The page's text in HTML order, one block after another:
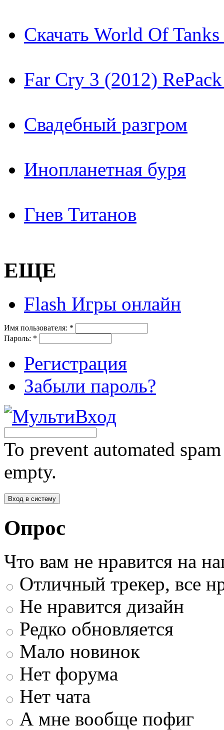
Скачать World Of
Far Cry 3 (2012)
Свадебный разгром
Инопланетная буря
Гнев Титанов
ЕЩЕ
Flash Игры онлайн
Имя пользователя: *
Пароль: *
Регистрация
Забыли пароль?
To prevent automated
empty.
Опрос
Что вам не нравится на
Отличный трекер, все
Не нравится дизайн
Редко обновляется
Мало новинок
Нет форума
Нет чата
А мне вообще пофиг